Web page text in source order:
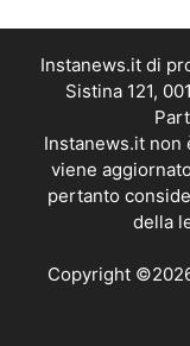
Instanews.it di
Sistina 121,
Instanews.it non
viene
pertanto
della
Copyright